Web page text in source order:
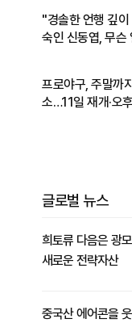
"경솔한 언행 깊
숙인 신동엽, 무슨
프로야구, 주말까
소…11일 재개·오
글로벌 뉴스
희토류 다음은 광
새로운 전략자산
중국산 에어콘을